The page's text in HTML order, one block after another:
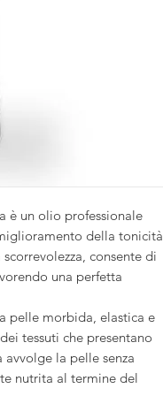
è un olio professionale
della tonicità
consente di
una perfetta
pelle morbida, elastica e
tessuti che presentano
la pelle senza
nutrita al termine del